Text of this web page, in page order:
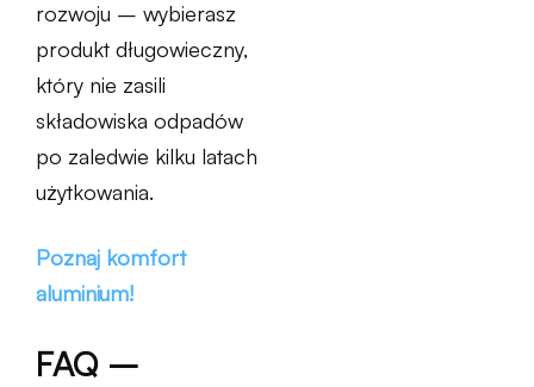
rozwoju – wybierasz
produkt długowieczny,
który nie zasili
składowiska odpadów
po zaledwie kilku latach
użytkowania.
Poznaj komfort
aluminium!
FAQ –